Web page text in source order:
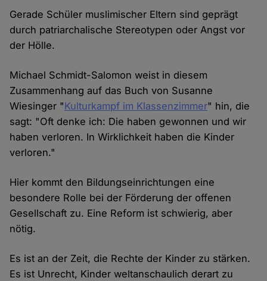
Gerade Schüler muslimischer Eltern sind geprägt
durch patriarchalische Stereotypen oder Angst vor
der Hölle.
Michael Schmidt-Salomon weist in diesem
Zusammenhang auf das Buch von Susanne
Wiesinger "Kulturkampf im Klassenzimmer" hin, die
sagt: "Oft denke ich: Die haben gewonnen und wir
haben verloren. In Wirklichkeit haben die Kinder
verloren."
Hier kommt den Bildungseinrichtungen eine
besondere Rolle bei der Förderung der offenen
Gesellschaft zu. Eine Reform ist schwierig, aber
nötig.
Es ist an der Zeit, die Rechte der Kinder zu stärken.
Es ist Unrecht, Kinder weltanschaulich derart zu